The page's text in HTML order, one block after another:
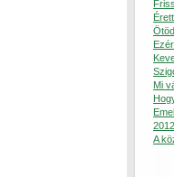
Mi
A